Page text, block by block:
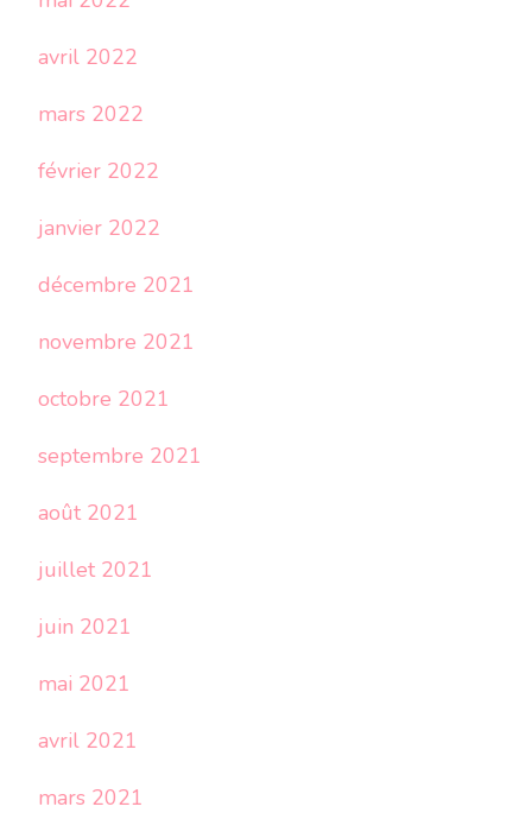
avril 2022
mars 2022
février 2022
janvier 2022
décembre 2021
novembre 2021
octobre 2021
septembre 2021
août 2021
juillet 2021
juin 2021
mai 2021
avril 2021
mars 2021